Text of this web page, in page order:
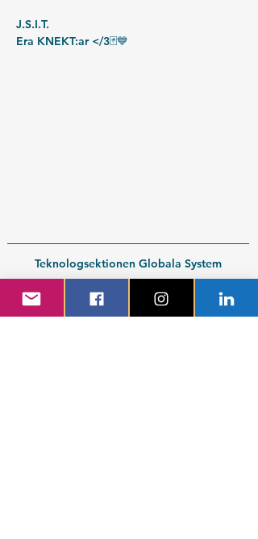
J.S.I.T.
Era KNEKT:ar </3🃏💙
Teknologsektionen Globala System
412 58 Göteborg